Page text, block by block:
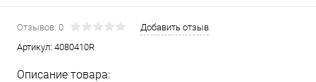
Отзывов: 0
Добавить отзыв
Артикул: 4080410R
Описание товара: